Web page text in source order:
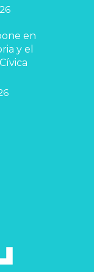
en
y el